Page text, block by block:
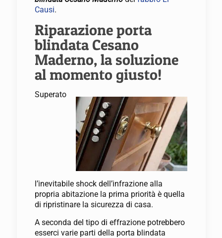
Causi.
Riparazione porta
blindata Cesano
Maderno, la soluzione
al momento giusto!
Superato
l’inevitabile shock dell’infrazione alla
propria abitazione la prima priorità è quella
di ripristinare la sicurezza di casa.
A seconda del tipo di effrazione potrebbero
esserci varie parti della porta blindata